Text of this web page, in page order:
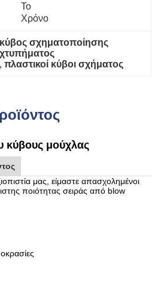
Το
Χρόνο
κύβος σχηματοποίησης
χτυπήματος
, πλαστικοί κύβοι σχήματος
κύβους μούχλας
μας, είμαστε απασχολημένοι
ποιότητας σειράς από blow